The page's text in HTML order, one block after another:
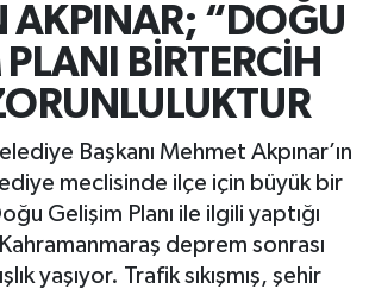
AKPINAR; “DOĞU
BİRTERCİH
Başkanı Mehmet Akpınar’ın
meclisinde ilçe için büyük bir
Gelişim Planı ile ilgili yaptığı
deprem sonrası
yaşıyor. Trafik sıkışmış, şehir
Durumu ve Fikstür
Haberleri